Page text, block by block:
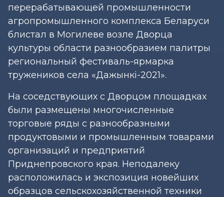
перерабатывающей промышленности
агропромышленного комплекса Беларуси
блистал в Могилеве возле Дворца
культуры области разнообразием палитры
региональный фестиваль-ярмарка
тружеников села «Дажынкі-2021».
На соседствующих с Дворцом площадках
были размещены многочисленные
торговые ряды с разнообразными
продуктовыми и промышленным товарами
организаций и предприятий
Приднепровского края. Неподалеку
расположилась и экспозиция новейших
образцов сельскохозяйственной техники